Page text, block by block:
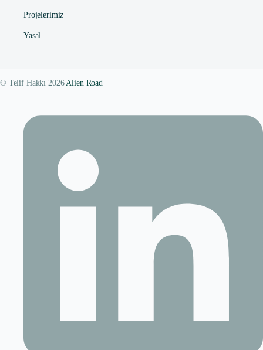
Projelerimiz
Yasal
© Telif Hakkı 2026Alien Road